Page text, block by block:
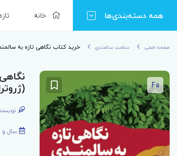
همه دسته‌بندی‌ها خانه
صفحه اصلی سلامت سالمندی خرید کتاب نگاهی تازه به
Fa
سال